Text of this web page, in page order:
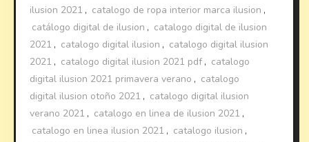
ilusion 2021 , catalogo de ropa interior marca ilusion ,
catálogo digital de ilusion , catalogo digital de ilusion
2021 , catalogo digital ilusion , catalogo digital ilusion
2021 , catalogo digital ilusion 2021 pdf , catalogo
digital ilusion 2021 primavera verano , catalogo
digital ilusion otoño 2021 , catalogo digital ilusion
verano 2021 , catalogo en linea de ilusion 2021 ,
catalogo en linea ilusion 2021 , catalogo ilusion ,